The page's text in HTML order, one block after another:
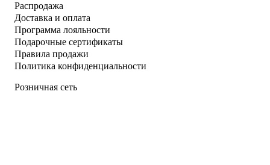
Распродажа
Доставка и оплата
Программа лояльности
Подарочные сертификаты
Правила продажи
Политика конфиденциальности
Розничная сеть